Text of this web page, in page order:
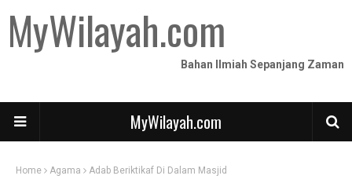
MyWilayah.com
Bahan Ilmiah Sepanjang Zaman
MyWilayah.com
Home Agama Adab Beriktikaf Di Dalam Masjid